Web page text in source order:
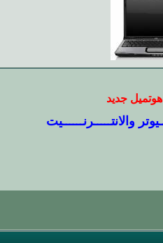
جديد
والانتـــــرنــــــيت